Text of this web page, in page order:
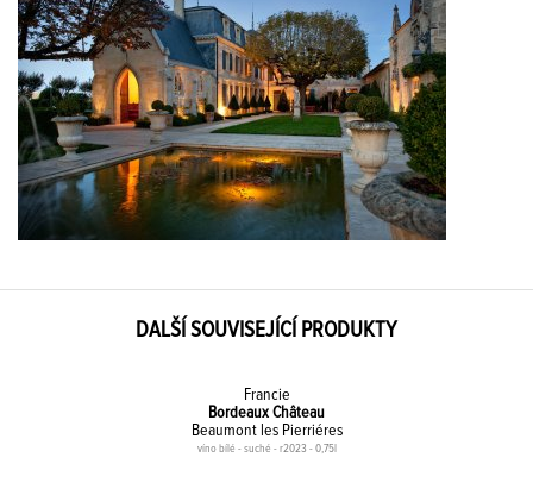
DALŠÍ SOUVISEJÍCÍ PRODUKTY
Francie
Bordeaux Château
Beaumont les Pierriéres
víno bílé - suché - r2023 - 0,75l